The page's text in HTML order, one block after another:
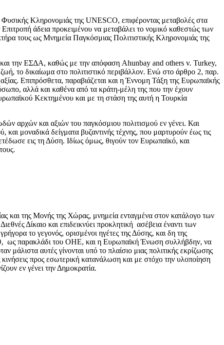
Κληρονομιάς της UNESCO, επιφέροντας μεταβολές στα
άδεια προκειμένου να μεταβάλει το νομικό καθεστώς των
τους ως Μνημεία Παγκόσμιας Πολιτιστικής Κληρονομιάς της
και την ΕΣΔΑ, καθώς με την απόφαση Ahunbay and others v. Turkey,
το δικαίωμα στο πολιτιστικό περιβάλλον. Ενώ στο άρθρο 2, παρ.
Επιπρόσθετα, παραβιάζεται και η Έννομη Τάξη της Ευρωπαϊκής
αλλά και καθένα από τα κράτη-μέλη της που την έχουν
Κεκτημένου και με τη στάση της αυτή η Τουρκία
αρχών και αξιών του παγκόσμιου πολιτισμού εν γένει. Και
μοναδικά δείγματα βυζαντινής τέχνης, που μαρτυρούν έως τις
εις τη Δύση. Ιδίως όμως, θιγούν τον Ευρωπαϊκό, και
και της Μονής της Χώρας, μνημεία ενταγμένα στον κατάλογο των
Δίκαιο και επιδεικνύει προκλητική ασέβεια έναντι των
το γεγονός, ορισμένοι ηγέτες της Δύσης, και δη της
ως παρακλάδι του ΟΗΕ, και η Ευρωπαϊκή Ένωση συλλήβδην, να
μάλιστα αυτές γίνονται υπό το πλαίσιο μιας πολιτικής εκρίζωσης
προς εσωτερική κατανάλωση και με στόχο την υλοποίηση
εν γένει την Δημοκρατία.